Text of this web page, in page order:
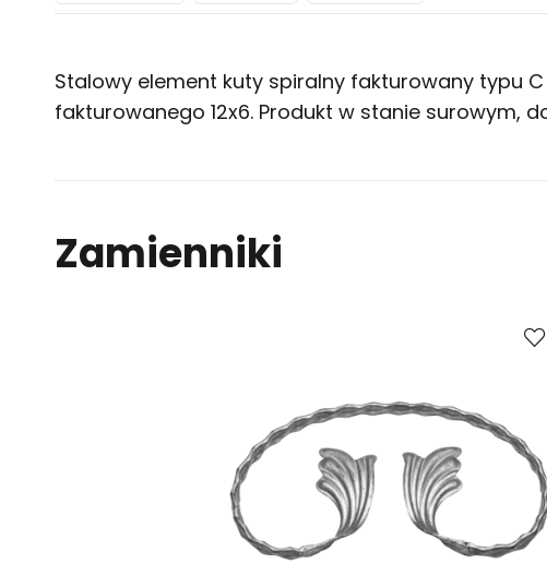
Stalowy element kuty spiralny fakturowany typu
fakturowanego 12x6. Produkt w stanie surowym,
Zamienniki